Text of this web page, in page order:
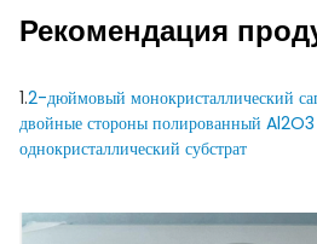
Рекомендация
1.2-дюймовый монокристаллический
двойные стороны полированный
однокристаллический субстрат